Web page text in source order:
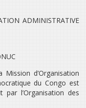
ADMINISTRATIVE
d’Organisation
du Congo est
l’Organisation des